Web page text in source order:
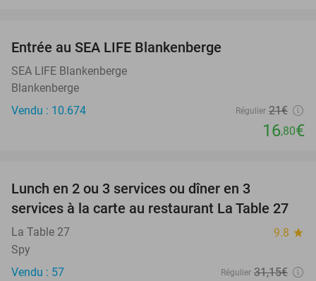
Entrée au SEA LIFE Blankenberge
SEA LIFE Blankenberge
Blankenberge
Vendu : 10.674
Régulier 21€
16,80€
Lunch en 2 ou 3 services ou dîner en 3
services à la carte au restaurant La Table 27
La Table 27 9.8 star
Spy
Vendu : 57
Régulier 31,15€